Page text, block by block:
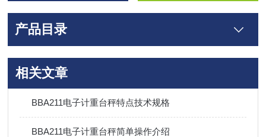
产品目录
相关文章
BBA211电子计重台秤特点技术规格
BBA211电子计重台秤简单操作介绍